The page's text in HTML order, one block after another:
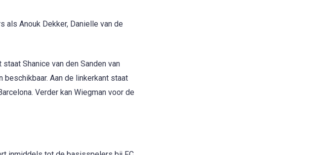
Anouk Dekker, Danielle van de
Shanice van den Sanden van
Aan de linkerkant staat
Verder kan Wiegman voor de